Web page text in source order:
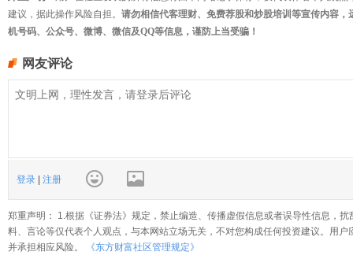
建议，据此操作风险自担。 请勿相信代客理财、免费荐股和炒股培训等宣传内容
机号码、公众号、微博、微信及QQ等信息，谨防上当受骗！
网友评论
登录 注册
郑重声明： 1.根据《证券法》规定，禁止编造、传播虚假信息或者误导性信息，
料、言论等仅代表个人观点，与本网站立场无关，不对您构成任何投资建议。用
并承担相应风险。
《东方财富社区管理规定》